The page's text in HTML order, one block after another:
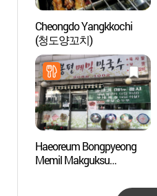
Cheongdo Yangkkochi
(청도양꼬치)
Haeoreum Bongpyeong
Memil Makguksu